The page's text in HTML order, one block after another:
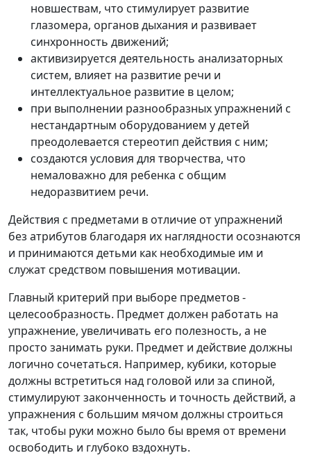
новшествам, что стимулирует развитие
глазомера, органов дыхания и развивает
синхронность движений;
активизируется деятельность анализаторных
систем, влияет на развитие речи и
интеллектуальное развитие в целом;
при выполнении разнообразных упражнений с
нестандартным оборудованием у детей
преодолевается стереотип действия с ним;
создаются условия для творчества, что
немаловажно для ребенка с общим
недоразвитием речи.
Действия с предметами в отличие от упражнений
без атрибутов благодаря их наглядности осознаются
и принимаются детьми как необходимые им и
служат средством повышения мотивации.
Главный критерий при выборе предметов -
целесообразность. Предмет должен работать на
упражнение, увеличивать его полезность, а не
просто занимать руки. Предмет и действие должны
логично сочетаться. Например, кубики, которые
должны встретиться над головой или за спиной,
стимулируют законченность и точность действий, а
упражнения с большим мячом должны строиться
так, чтобы руки можно было бы время от времени
освободить и глубоко вздохнуть.